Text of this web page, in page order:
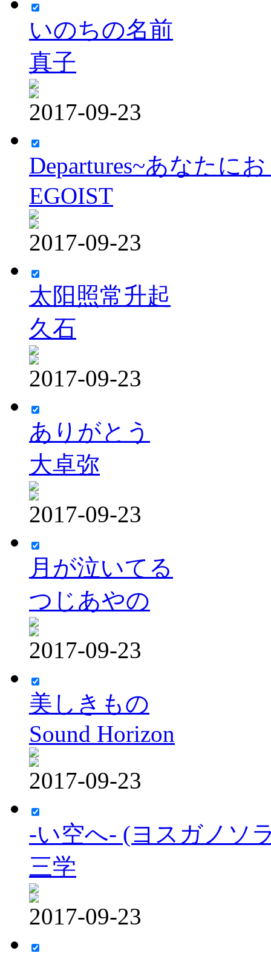
いのちの名前
真子
2017-09-23
Departures~あなたに
EGOIST
2017-09-23
太阳照常升起
久石
2017-09-23
ありがとう
大卓弥
2017-09-23
月が泣いてる
つじあやの
2017-09-23
美しきもの
Sound Horizon
2017-09-23
-い空へ- (ヨスガノソ
三学
2017-09-23